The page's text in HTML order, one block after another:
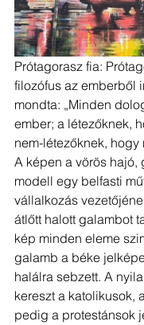
Prótagorasz fia:
filozófus az emberből
mondta: „Minden
ember; a létezőknek,
nem-létezőknek, hogy
A képen a vörös hajó,
modell egy belfasti
vállalkozás
átlőtt halott galambot
kép minden eleme
galamb a béke
halálra sebzett. A
kereszt a katolikusok,
pedig a protestánsok